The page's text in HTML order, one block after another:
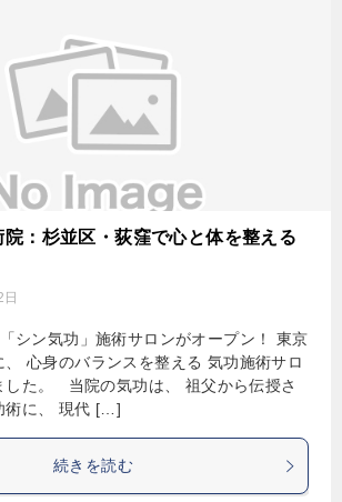
：杉並区・荻窪で心と体を整える
シン気功」施術サロンがオープン！ 東京
心身のバランスを整える 気功施術サロ
した。 当院の気功は、 祖父から伝授さ
術に、 現代 […]
続きを読む